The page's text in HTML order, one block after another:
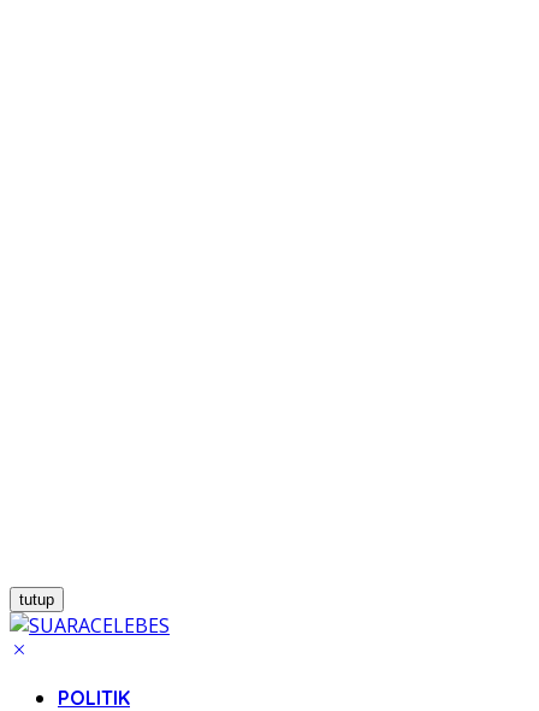
tutup
POLITIK